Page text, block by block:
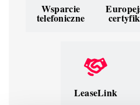
Wsparcie
telefoniczne
LeaseLink